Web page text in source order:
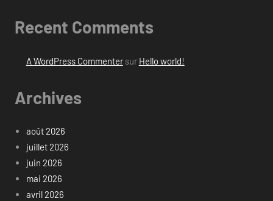
Recent Comments
A WordPress Commentersur Hello world!
Archives
août 2026
juillet 2026
juin 2026
mai 2026
avril 2026